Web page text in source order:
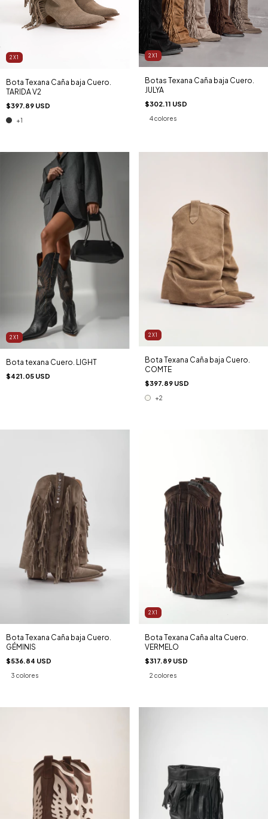
2X1
Bota Texana Caña baja Cuero.
TARIDA V2
$397.89 USD
+1
2X1
Botas Texana Caña baja Cuero.
JULYA
$302.11 USD
4 colores
2X1
Bota texana Cuero. LIGHT
$421.05 USD
2X1
Bota Texana Caña baja Cuero.
COMTE
$397.89 USD
+2
Bota Texana Caña baja Cuero.
GÉMINIS
$536.84 USD
3 colores
2X1
Bota Texana Caña alta Cuero.
VERMELO
$317.89 USD
2 colores